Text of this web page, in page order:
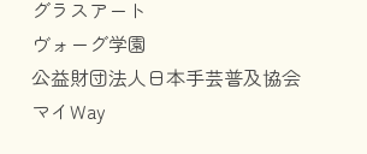
グラスアート
ヴォーグ学園
公益財団法人日本手芸普及協会
マイWay